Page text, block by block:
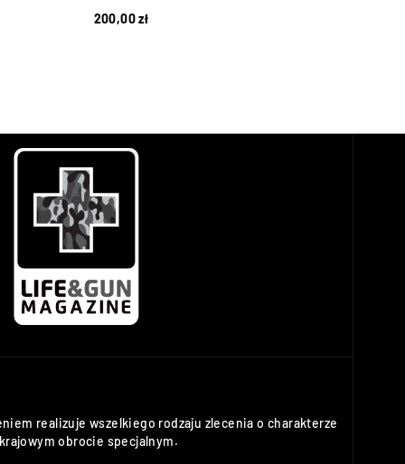
200,00zł
realizuje wszelkiego rodzaju zlecenia o charakterze
obrocie specjalnym.